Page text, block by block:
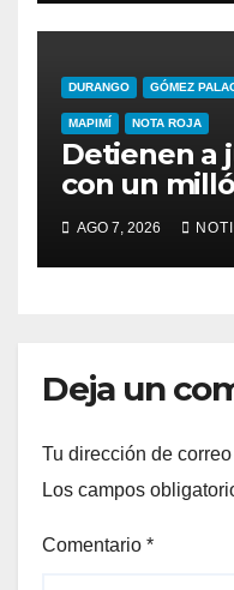
DURANGO GÓMEZ
MAPIMÍ NOTA ROJA
Detienen a
con un
arma
AGO 7, 2026
Deja un
Tu dirección de
Los campos
Comentario *